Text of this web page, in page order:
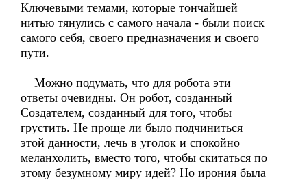
Ключевыми темами, которые тончайшей
нитью тянулись с самого начала - были поиск
самого себя, своего предназначения и своего
пути.
Можно подумать, что для робота эти
ответы очевидны. Он робот, созданный
Создателем, созданный для того, чтобы
грустить. Не проще ли было подчиниться
этой данности, лечь в уголок и спокойно
меланхолить, вместо того, чтобы скитаться по
этому безумному миру идей? Но ирония была